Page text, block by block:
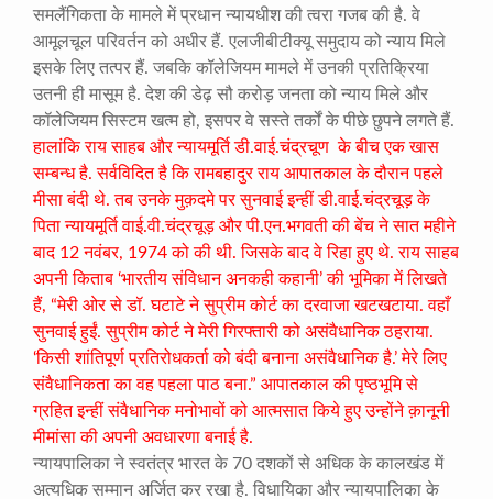
समलैंगिकता के मामले में प्रधान न्यायधीश की त्वरा गजब की है. वे
आमूलचूल परिवर्तन को अधीर हैं. एलजीबीटीक्यू समुदाय को न्याय मिले
इसके लिए तत्पर हैं. जबकि कॉलेजियम मामले में उनकी प्रतिक्रिया
उतनी ही मासूम है. देश की डेढ़ सौ करोड़ जनता को न्याय मिले और
कॉलेजियम सिस्टम खत्म हो, इसपर वे सस्ते तर्कों के पीछे छुपने लगते हैं.
हालांकि राय साहब और न्यायमूर्ति डी.वाई.चंद्रचूण के बीच एक खास
सम्बन्ध है. सर्वविदित है कि रामबहादुर राय आपातकाल के दौरान पहले
मीसा बंदी थे. तब उनके मुक़दमे पर सुनवाई इन्हीं डी.वाई.चंद्रचूड़ के
पिता न्यायमूर्ति वाई.वी.चंद्रचूड़ और पी.एन.भगवती की बेंच ने सात महीने
बाद 12 नवंबर, 1974 को की थी. जिसके बाद वे रिहा हुए थे. राय साहब
अपनी किताब ‘भारतीय संविधान अनकही कहानी’ की भूमिका में लिखते
हैं, “मेरी ओर से डॉ. घटाटे ने सुप्रीम कोर्ट का दरवाजा खटखटाया. वहाँ
सुनवाई हुईं. सुप्रीम कोर्ट ने मेरी गिरफ्तारी को असंवैधानिक ठहराया.
‘किसी शांतिपूर्ण प्रतिरोधकर्ता को बंदी बनाना असंवैधानिक है.’ मेरे लिए
संवैधानिकता का वह पहला पाठ बना.” आपातकाल की पृष्ठभूमि से
ग्रहित इन्हीं संवैधानिक मनोभावों को आत्मसात किये हुए उन्होंने क़ानूनी
मीमांसा की अपनी अवधारणा बनाई है.
न्यायपालिका ने स्वतंत्र भारत के 70 दशकों से अधिक के कालखंड में
अत्यधिक सम्मान अर्जित कर रखा है. विधायिका और न्यायपालिका के